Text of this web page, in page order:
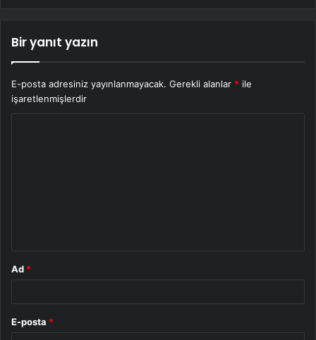
Bir yanıt yazın
E-posta adresiniz yayınlanmayacak. Gerekli alanlar * ile
işaretlenmişlerdir
Ad *
E-posta *